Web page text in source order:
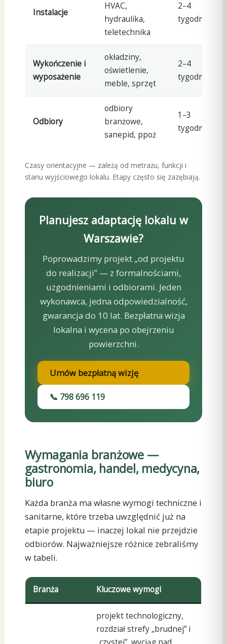
Instalacje
HVAC,
hydraulika,
teletechnika
2–4
tygodnie
Wykończenie i
wyposażenie
okładziny,
oświetlenie,
meble, sprzęt
2–4
tygodnie
Odbiory
odbiory
branżowe,
sanepid, ppoż
1–3
tygodnie
Czasy orientacyjne — zależą od metrażu, funkcji i
stanu wyjściowego lokalu. Etapy często się zazębiają.
Planujesz adaptację lokalu w
Warszawie?
Poprowadzimy projekt „od projektu
do realizacji” — z formalnościami,
uzgodnieniami i odbiorami. Jeden
wykonawca, jedna odpowiedzialność,
gwarancja do 10 lat. Bezpłatna wizja
lokalna i wycena po obejrzeniu
powierzchni.
Umów bezpłatną wizję
📞 798 696 119
Wymagania branżowe —
gastronomia, handel, medycyna,
biuro
Każda branża ma własne wymogi techniczne i
sanitarne, które trzeba uwzględnić już na
etapie projektu — inaczej lokal nie przejdzie
odbiorów. Najważniejsze różnice zebraliśmy
w tabeli.
Branża Kluczowe wymogi
projekt technologiczny,
rozdział strefy „brudnej” i